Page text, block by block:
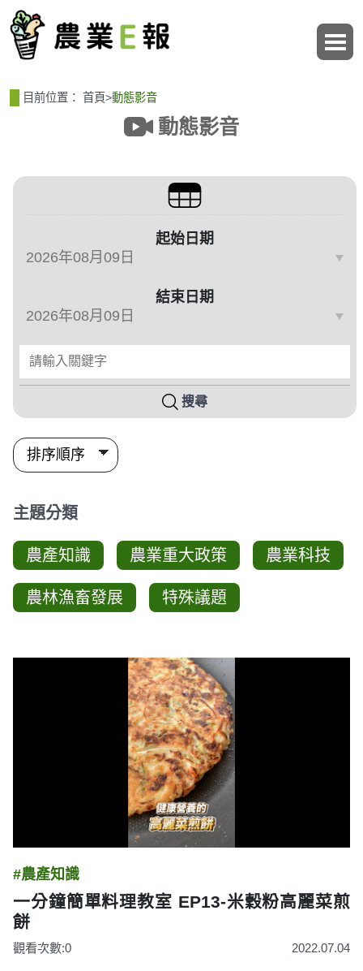
目前位置： 首頁>動態影音
動態影音
篩選、排序與主題分類
起始日期
結束日期
請輸入關鍵字
搜尋
主題分類
農產知識 農業重大政策 農業科技
農林漁畜發展 特殊議題
#農產知識
一分鐘簡單料理教室 EP13-米穀粉高麗菜煎
餅
觀看次數:0 2022.07.04